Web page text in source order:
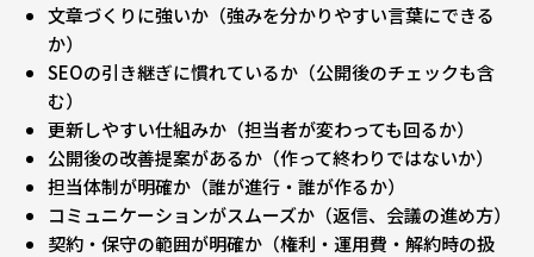
文章づくりに強いか（強みを分かりやすい言葉にできる
か）
SEOの引き継ぎに慣れているか（公開後のチェックも含
む）
更新しやすい仕組みか（担当者が変わっても回るか）
公開後の改善提案があるか（作って終わりではないか）
担当体制が明確か（誰が進行・誰が作るか）
コミュニケーションがスムーズか（返信、会議の進め方）
契約・保守の範囲が明確か（権利・運用費・解約時の扱